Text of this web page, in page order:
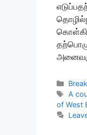
Tags
A
of West